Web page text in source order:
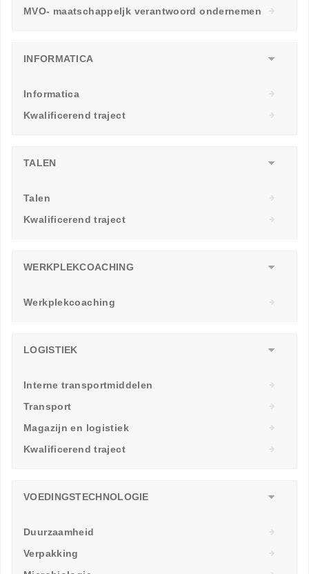
MVO- maatschappeljk verantwoord ondernemen
INFORMATICA
Informatica
Kwalificerend traject
TALEN
Talen
Kwalificerend traject
WERKPLEKCOACHING
Werkplekcoaching
LOGISTIEK
Interne transportmiddelen
Transport
Magazijn en logistiek
Kwalificerend traject
VOEDINGSTECHNOLOGIE
Duurzaamheid
Verpakking